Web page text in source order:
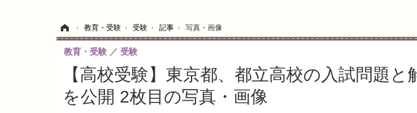
› 教育・受験 › 受験 › 記事 › 写真・画像
【高校受験】東京都、都立高校の入試問題と
を公開 2枚目の写真・画像
教育・受験 受験